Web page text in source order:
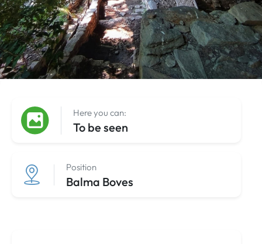
Here you can:
To be seen
Position
Balma Boves